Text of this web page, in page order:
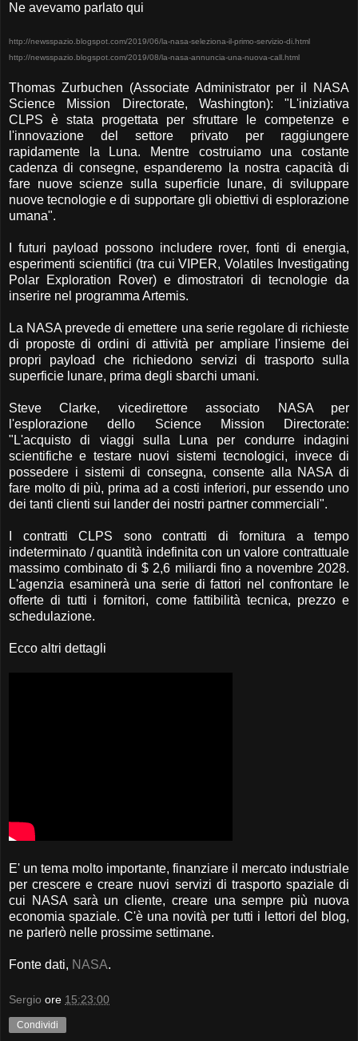
Ne avevamo parlato qui
http://newsspazio.blogspot.com/2019/06/la-nasa-seleziona-il-primo-servizio-di.html
http://newsspazio.blogspot.com/2019/08/la-nasa-annuncia-una-nuova-call.html
Thomas Zurbuchen (Associate Administrator per il NASA
Science Mission Directorate, Washington): "L'iniziativa
CLPS è stata progettata per sfruttare le competenze e
l'innovazione del settore privato per raggiungere
rapidamente la Luna. Mentre costruiamo una costante
cadenza di consegne, espanderemo la nostra capacità di
fare nuove scienze sulla superficie lunare, di sviluppare
nuove tecnologie e di supportare gli obiettivi di esplorazione
umana".
I futuri payload possono includere rover, fonti di energia,
esperimenti scientifici (tra cui VIPER, Volatiles Investigating
Polar Exploration Rover) e dimostratori di tecnologie da
inserire nel programma Artemis.
La NASA prevede di emettere una serie regolare di richieste
di proposte di ordini di attività per ampliare l'insieme dei
propri payload che richiedono servizi di trasporto sulla
superficie lunare, prima degli sbarchi umani.
Steve Clarke, vicedirettore associato NASA per
l'esplorazione dello Science Mission Directorate:
"L'acquisto di viaggi sulla Luna per condurre indagini
scientifiche e testare nuovi sistemi tecnologici, invece di
possedere i sistemi di consegna, consente alla NASA di
fare molto di più, prima ad a costi inferiori, pur essendo uno
dei tanti clienti sui lander dei nostri partner commerciali".
I contratti CLPS sono contratti di fornitura a tempo
indeterminato / quantità indefinita con un valore contrattuale
massimo combinato di $ 2,6 miliardi fino a novembre 2028.
L'agenzia esaminerà una serie di fattori nel confrontare le
offerte di tutti i fornitori, come fattibilità tecnica, prezzo e
schedulazione.
Ecco altri dettagli
E' un tema molto importante, finanziare il mercato industriale
per crescere e creare nuovi servizi di trasporto spaziale di
cui NASA sarà un cliente, creare una sempre più nuova
economia spaziale. C'è una novità per tutti i lettori del blog,
ne parlerò nelle prossime settimane.
Fonte dati, NASA.
Sergio ore 15:23:00
Condividi